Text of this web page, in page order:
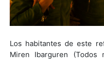
Los habitantes de este
Miren Ibarguren (Todos